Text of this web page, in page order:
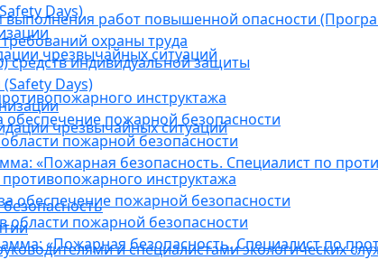
Days)
чрезвычайных ситуаций
инструктажа
пожарной безопасности
пожарной безопасности
«Пожарная безопасность. Специалист по
и специалистами экологических
работ повышенной опасности
охраны труда
индивидуальной защиты
Days)
чрезвычайных ситуаций
инструктажа
обеспечение пожарной безопасности
пожарной безопасности
«Пожарная безопасность. Специалист по